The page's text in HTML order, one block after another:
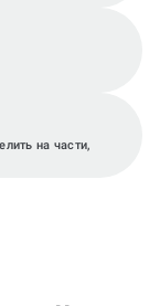
на части,